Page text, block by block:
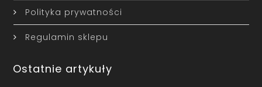
Polityka prywatności
Regulamin sklepu
Ostatnie artykuły